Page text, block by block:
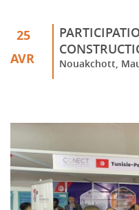
25
AVR
Nouakchott,